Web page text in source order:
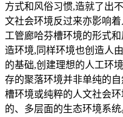
方式和风俗习惯,造就了出
文社会环境反过来亦影响
工管廊哈芬槽环境的形式
造环境,同样环境也创造人
的基础,创建理想的人工环
存的聚落环境并非单纯的
槽环境或纯粹的人文社会
的、多层面的生态环境系